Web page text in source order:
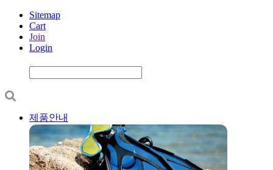
Sitemap
Cart
Join
Login
제품안내